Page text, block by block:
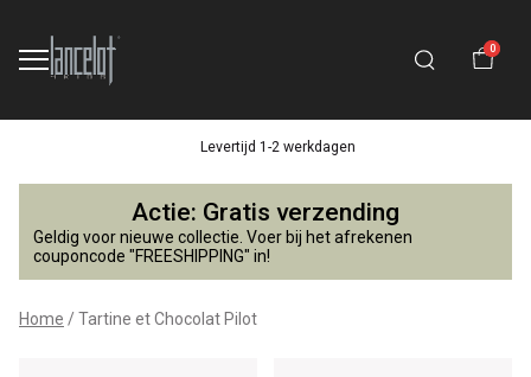
0
Levertijd 1-2 werkdagen
Tartine
et
Chocolat
Pilot
Actie: Gratis verzending
Geldig voor nieuwe collectie. Voer bij het afrekenen
couponcode "FREESHIPPING" in!
Home Tartine et Chocolat Pilot